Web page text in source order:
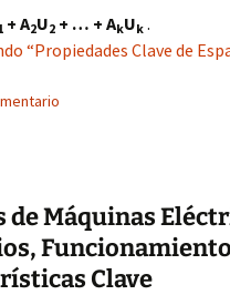
+ A2U2 + … + AkUk .
“Propiedades Clave de
de Máquinas
Clave